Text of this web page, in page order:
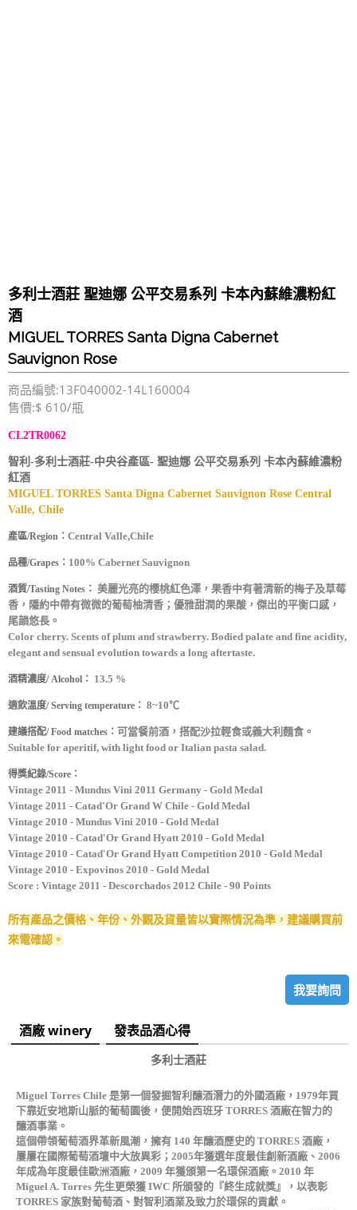
多利士酒莊 聖迪娜 公平交易系列 卡本內蘇維濃粉紅
酒
MIGUEL TORRES Santa Digna Cabernet
Sauvignon Rose
商品編號:13F040002-14L160004
售價:$ 610/瓶
CL2TR0062
智利-多利士酒莊-中央谷產區- 聖迪娜 公平交易系列 卡本內蘇維濃粉
紅酒
MIGUEL TORRES Santa Digna Cabernet Sauvignon Rose Central
Valle, Chile
產區/Region： Central Valle,Chile
品種/Grapes： 100% Cabernet Sauvignon
酒質/Tasting Notes： 美麗光亮的櫻桃紅色澤，果香中有著清新的梅子及草莓
香，隱約中帶有微微的葡萄柚清香；優雅甜潤的果酸，傑出的平衡口感，
尾韻悠長。
Color cherry. Scents of plum and strawberry. Bodied palate and fine acidity,
elegant and sensual evolution towards a long aftertaste.
酒精濃度/ Alcohol： 13.5 %
適飲溫度/ Serving temperature： 8~10℃
建議搭配/ Food matches： 可當餐前酒，搭配沙拉輕食或義大利麵食。
Suitable for aperitif, with light food or Italian pasta salad.
得獎紀錄/Score：
Vintage 2011 - Mundus Vini 2011 Germany - Gold Medal
Vintage 2011 - Catad'Or Grand W Chile - Gold Medal
Vintage 2010 - Mundus Vini 2010 - Gold Medal
Vintage 2010 - Catad'Or Grand Hyatt 2010 - Gold Medal
Vintage 2010 - Catad'Or Grand Hyatt Competition 2010 - Gold Medal
Vintage 2010 - Expovinos 2010 - Gold Medal
Score : Vintage 2011 - Descorchados 2012 Chile - 90 Points
所有產品之價格、年份、外觀及貨量皆以實際情況為準，建議購買前
來電確認。
我要詢問
酒廠 winery 發表品酒心得
多利士酒莊
Miguel Torres Chile 是第一個發掘智利釀酒潛力的外國酒廠，1979年買
下靠近安地斯山脈的葡萄園後，便開始西班牙 TORRES 酒廠在智力的
釀酒事業。
這個帶領葡萄酒界革新風潮，擁有 140 年釀酒歷史的 TORRES 酒廠，
屢屢在國際葡萄酒壇中大放異彩；2005年獲選年度最佳創新酒廠、2006
年成為年度最佳歐洲酒廠，2009 年獲頒第一名環保酒廠。2010 年
Miguel A. Torres 先生更榮獲 IWC 所頒發的『終生成就獎』，以表彰
TORRES 家族對葡萄酒、對智利酒業及致力於環保的貢獻。